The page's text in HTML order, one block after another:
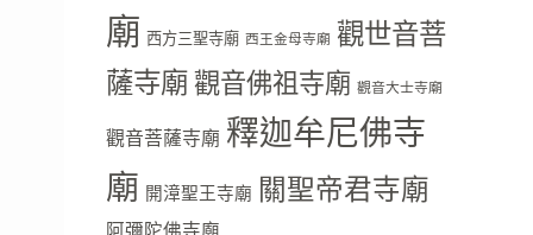
廟 西方三聖寺廟 西王金母寺廟 觀世音菩
薩寺廟觀音佛祖寺廟 觀音大士寺廟
觀音菩薩寺廟 釋迦牟尼佛寺
廟 開漳聖王寺廟 關聖帝君寺廟